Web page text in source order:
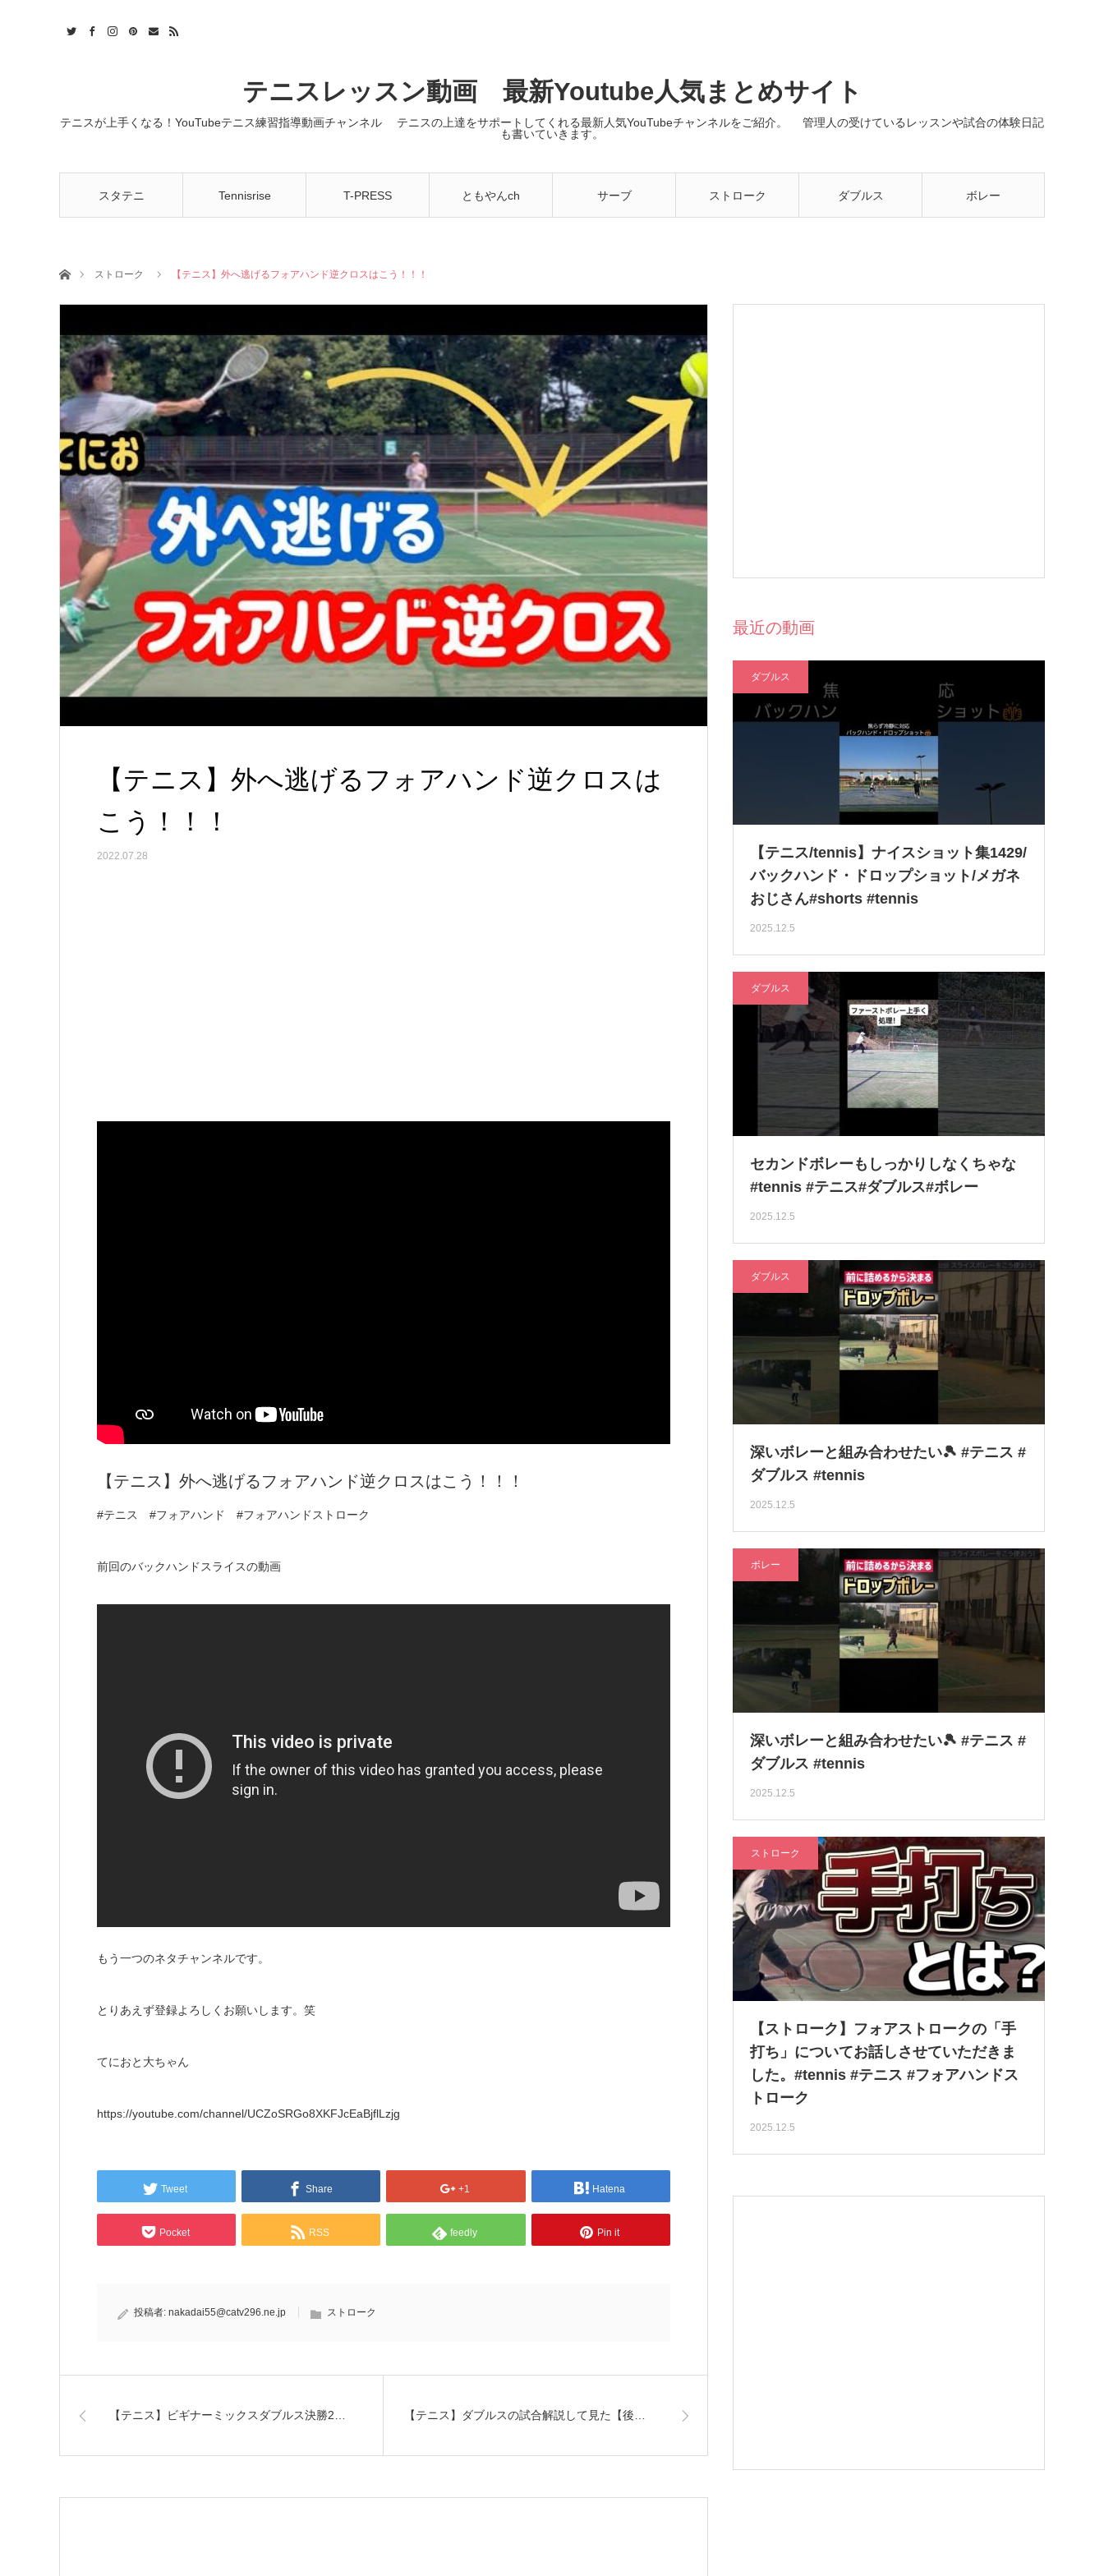
テニスレッスン動画 最新Youtube人気まとめサイト
テニスが上手くなる！YouTubeテニス練習指導動画チャンネル テニスの上達をサポートしてくれる最新人気YouTubeチャンネルをご紹介。 管理人の受けているレッスンや試合の体験日記
も書いていきます。
スタテニ Tennisrise T-PRESS ともやんch サーブ ストローク ダブルス ボレー
ホームストローク 【テニス】外へ逃げるフォアハンド逆クロスはこう！！！
【テニス】外へ逃げるフォアハンド逆クロスは
こう！！！
2022.07.28
【テニス】外へ逃げるフォアハンド逆クロスはこう！！！
#テニス #フォアハンド #フォアハンドストローク
前回のバックハンドスライスの動画
もう一つのネタチャンネルです。
とりあえず登録よろしくお願いします。笑
てにおと大ちゃん
https://youtube.com/channel/UCZoSRGo8XKFJcEaBjflLzjg
Tweet Share +1 Hatena
Pocket RSS feedly Pin it
投稿者: nakadai55@catv296.ne.jp ストローク
【テニス】ビギナーミックスダブルス決勝2… 【テニス】ダブルスの試合解説して見た【後…
最近の動画
ダブルス
【テニス/tennis】ナイスショット集1429/
バックハンド・ドロップショット/メガネ
おじさん#shorts #tennis
2025.12.5
ダブルス
セカンドボレーもしっかりしなくちゃな
#tennis #テニス#ダブルス#ボレー
2025.12.5
ダブルス
深いボレーと組み合わせたい🎾 #テニス #
ダブルス #tennis
2025.12.5
ボレー
深いボレーと組み合わせたい🎾 #テニス #
ダブルス #tennis
2025.12.5
ストローク
【ストローク】フォアストロークの「手
打ち」についてお話しさせていただきま
した。#tennis #テニス #フォアハンドス
トローク
2025.12.5